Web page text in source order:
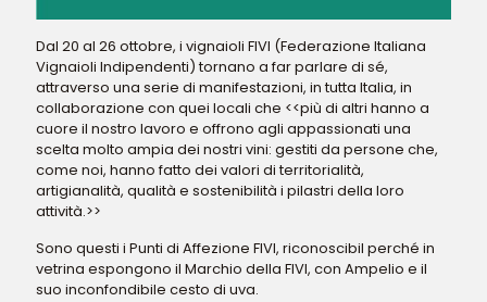
Dal 20 al 26 ottobre, i vignaioli FIVI (Federazione Italiana
Vignaioli Indipendenti) tornano a far parlare di sé,
attraverso una serie di manifestazioni, in tutta Italia, in
collaborazione con quei locali che <<più di altri hanno a
cuore il nostro lavoro e offrono agli appassionati una
scelta molto ampia dei nostri vini: gestiti da persone che,
come noi, hanno fatto dei valori di territorialità,
artigianalità, qualità e sostenibilità i pilastri della loro
attività.>>
Sono questi i Punti di Affezione FIVI, riconoscibil perché in
vetrina espongono il Marchio della FIVI, con Ampelio e il
suo inconfondibile cesto di uva.